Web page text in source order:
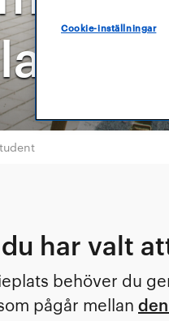
har valt
behöver du
pågår mellan
Cookie-inställningar